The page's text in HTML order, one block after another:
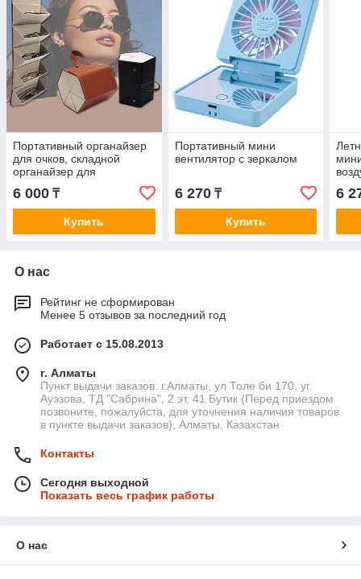
Портативный органайзер
для очков, складной
органайзер для
солнцезащитных очков с
несколькими слотами
6 000 ₸
Купить
Портативный мини
вентилятор с зеркалом
6 270₸
Купить
6
О нас
Рейтинг не сформирован
Менее 5 отзывов за последний год
Работает с 15.08.2013
г. Алматы
Пункт выдачи заказов: г.Алматы, ул Толе би 170, уг.
Ауэзова, ТД "Сабрина", 2 эт, 41 Бутик (Перед приездом
позвоните, пожалуйста, для уточнения наличия товаров
в пункте выдачи заказов), Алматы, Казахстан
Контакты
Сегодня выходной
Показать весь график работы
О нас